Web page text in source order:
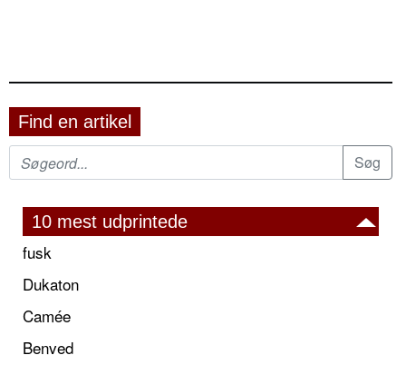
Find en artikel
10 mest udprintede
fusk
Dukaton
Camée
Benved